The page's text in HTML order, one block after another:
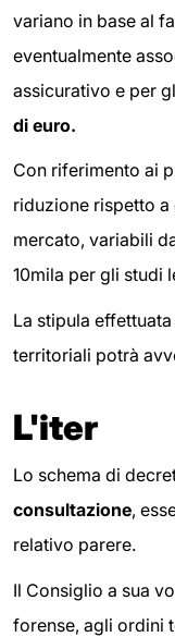
variano in base al
eventualmente
assicurativo e per
di euro.
Con riferimento ai
riduzione rispetto
mercato, variabili
10mila per gli studi
La stipula
territoriali potrà
L'iter
Lo schema di
consultazione,
relativo parere.
Il Consiglio a sua
forense, agli ordini